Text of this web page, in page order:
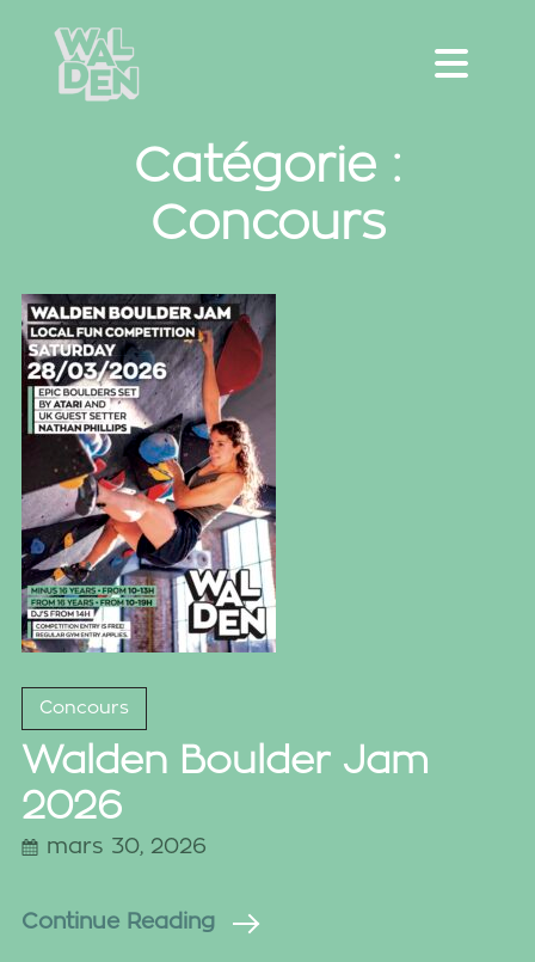
Catégorie :
Concours
Concours
Walden Boulder Jam
2026
mars 30, 2026
Continue Reading